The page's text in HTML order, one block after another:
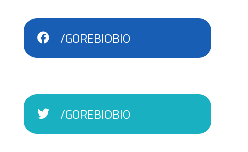
/GOREBIOBIO
/GOREBIOBIO